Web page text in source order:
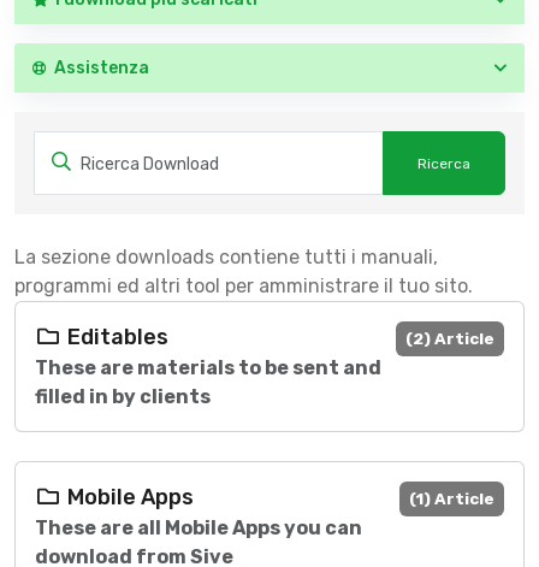
Assistenza
La sezione downloads contiene tutti i manuali,
programmi ed altri tool per amministrare il tuo sito.
(2) Article
Editables
These are materials to be sent and
filled in by clients
(1) Article
Mobile Apps
These are all Mobile Apps you can
download from Sive